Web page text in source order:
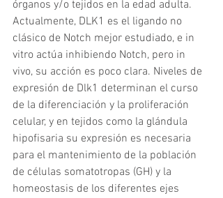
órganos y/o tejidos en la edad adulta.
Actualmente, DLK1 es el ligando no
clásico de Notch mejor estudiado, e in
vitro actúa inhibiendo Notch, pero in
vivo, su acción es poco clara. Niveles de
expresión de Dlk1 determinan el curso
de la diferenciación y la proliferación
celular, y en tejidos como la glándula
hipofisaria su expresión es necesaria
para el mantenimiento de la población
de células somatotropas (GH) y la
homeostasis de los diferentes ejes